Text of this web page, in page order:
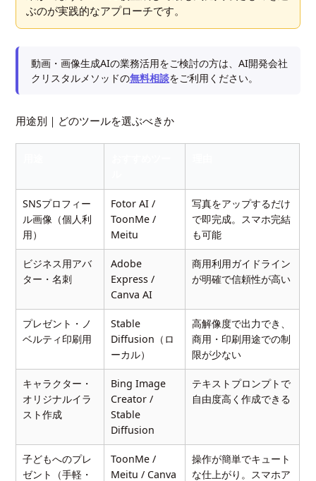
ぶのが実践的なアプローチです。
動画・画像生成AIの業務活用をご検討の方は、AI開発会社
クリスタルメソッドの無料相談をご利用ください。
用途別｜どのツールを選ぶべきか
SNSプロフィー
ル画像（個人利
用）
Fotor AI /
ToonMe /
Meitu
写真をアップするだけ
で即完成。スマホ完結
も可能
ビジネス用アバ
ター・名刺
Adobe
Express /
Canva AI
商用利用ガイドライン
が明確で信頼性が高い
プレゼント・ノ
ベルティ印刷用
Stable
Diffusion（ロ
ーカル）
高解像度で出力でき、
商用・印刷用途での制
限が少ない
キャラクター・
オリジナルイラ
スト作成
Bing Image
Creator /
Stable
Diffusion
テキストプロンプトで
自由度高く作成できる
子どもへのプレ
ゼント（手軽・
ToonMe /
Meitu / Canva
操作が簡単でキュート
な仕上がり。スマホア